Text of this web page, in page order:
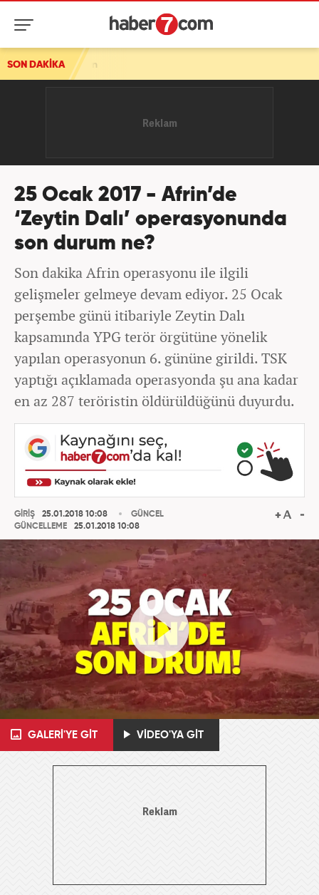
SON DAKİKA
25 Ocak 2017 - Afrin’de
‘Zeytin Dalı’ operasyonunda
son durum ne?
Son dakika Afrin operasyonu ile ilgili
gelişmeler gelmeye devam ediyor. 25 Ocak
perşembe günü itibariyle Zeytin Dalı
kapsamında YPG terör örgütüne yönelik
yapılan operasyonun 6. gününe girildi. TSK
yaptığı açıklamada operasyonda şu ana kadar
en az 287 teröristin öldürüldüğünü duyurdu.
GİRİŞ
25.01.2018 10:08
GÜNCELLEME
25.01.2018 10:08
GÜNCEL
GALERİ'YE GİT VİDEO'YA GİT